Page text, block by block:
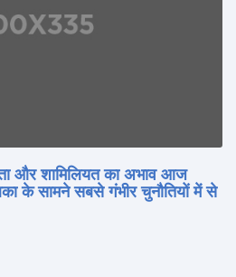
और शामिलियत का अभाव आज
के सामने सबसे गंभीर चुनौतियों में से